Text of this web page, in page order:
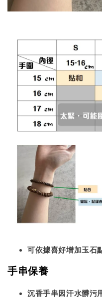
可依據喜好增加玉石
手串保養
沉香手串因汗水髒污